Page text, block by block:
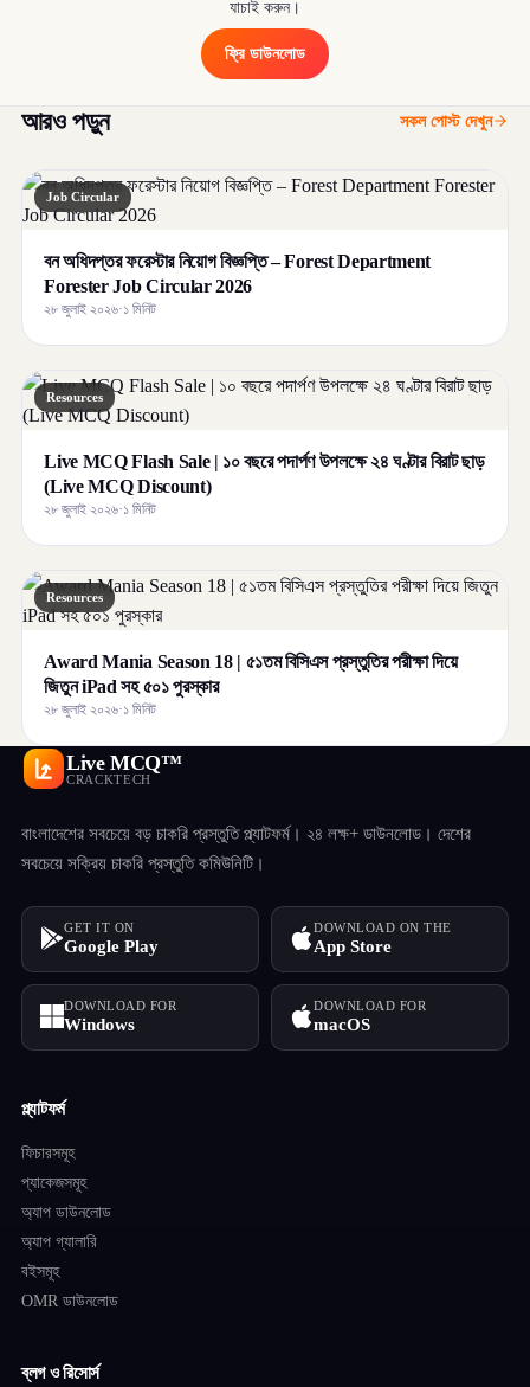
যাচাই করুন।
ফ্রি ডাউনলোড
আরও পড়ুন সকল পোস্ট দেখুন
Job Circular
বন অধিদপ্তর ফরেস্টার নিয়োগ বিজ্ঞপ্তি – Forest Department
Forester Job Circular 2026
২৮ জুলাই ২০২৬·১ মিনিট
Resources
Live MCQ Flash Sale | ১০ বছরে পদার্পণ উপলক্ষে ২৪ ঘণ্টার বিরাট ছাড়
(Live MCQ Discount)
২৮ জুলাই ২০২৬·১ মিনিট
Resources
Award Mania Season 18 | ৫১তম বিসিএস প্রস্তুতির পরীক্ষা দিয়ে
জিতুন iPad সহ ৫০১ পুরস্কার
২৮ জুলাই ২০২৬·১ মিনিট
Live MCQ™
CRACKTECH
বাংলাদেশের সবচেয়ে বড় চাকরি প্রস্তুতি প্ল্যাটফর্ম। ২৪ লক্ষ+ ডাউনলোড। দেশের
সবচেয়ে সক্রিয় চাকরি প্রস্তুতি কমিউনিটি।
GET IT ON
Google Play
DOWNLOAD ON THE
App Store
DOWNLOAD FOR
Windows
DOWNLOAD FOR
macOS
প্ল্যাটফর্ম
ফিচারসমূহ
প্যাকেজসমূহ
অ্যাপ ডাউনলোড
অ্যাপ গ্যালারি
বইসমূহ
OMR ডাউনলোড
ব্লগ ও রিসোর্স